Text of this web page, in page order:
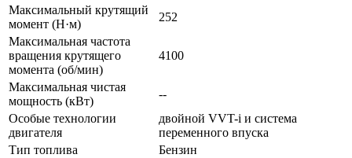
Максимальный крутящий
момент (Н·м)
252
Максимальная частота
вращения крутящего
момента (об/мин)
4100
Максимальная чистая
мощность (кВт)
--
Особые технологии
двигателя
двойной VVT-i и система
переменного впуска
Тип топлива
Бензин